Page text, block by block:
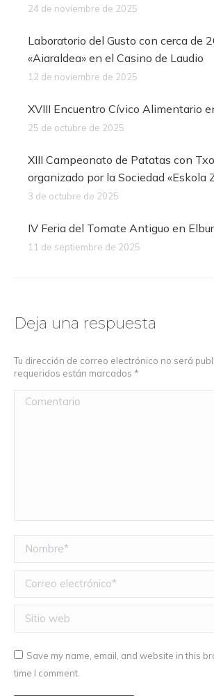
24 de noviembre de 2025
Laboratorio del Gusto con cerca de
«Aiaraldea» en el Casino de Laudio
12 de noviembre de 2025
XVIII Encuentro Cívico Alimentario
25 de octubre de 2025
XIII Campeonato de Patatas con
organizado por la Sociedad «Eskola
3 de octubre de 2025
IV Feria del Tomate Antiguo en
11 de septiembre de 2025
Deja una respuesta
Tu dirección de correo electrónico no será
requeridos están marcados *
Comentario
Nombre *
Correo electrónico *
Sitio web
Save my name, email, and website in this
time I comment.